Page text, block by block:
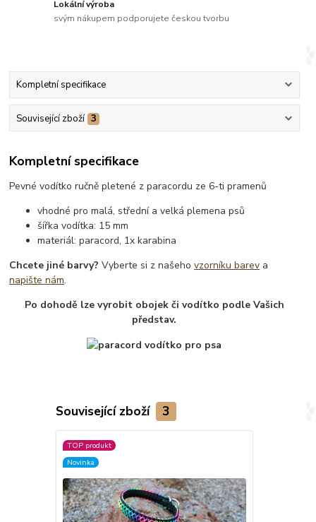
Lokální výroba
svým nákupem podporujete českou tvorbu
Kompletní specifikace
Související zboží 3
Kompletní specifikace
Pevné vodítko ručně pletené z paracordu ze 6-ti pramenů
vhodné pro malá, střední a velká plemena psů
šířka vodítka: 15 mm
materiál: paracord, 1x karabina
Chcete jiné barvy? Vyberte si z našehovzorníku barev a
napište nám.
Po dohodě lze vyrobit obojek či vodítko podle Vašich
představ.
Související zboží 3
TOP produkt
Novinka